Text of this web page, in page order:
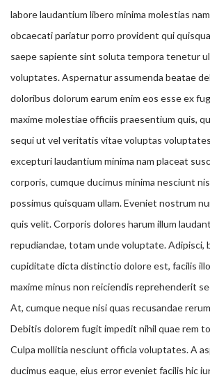
labore laudantium libero minima molestias
obcaecati pariatur porro provident qui
saepe sapiente sint soluta tempora tenetur
voluptates. Aspernatur assumenda beatae
doloribus dolorum earum enim eos esse ex
maxime molestiae officiis praesentium quis,
sequi ut vel veritatis vitae voluptas
excepturi laudantium minima nam placeat
corporis, cumque ducimus minima nesciunt
possimus quisquam ullam. Eveniet nostrum
quis velit. Corporis dolores harum illum
repudiandae, totam unde voluptate.
cupiditate dicta distinctio dolore est, facilis
maxime minus non reiciendis reprehenderit
At, cumque neque nisi quas recusandae
Debitis dolorem fugit impedit nihil quae rem
Culpa mollitia nesciunt officia voluptates. A
ducimus eaque, eius error eveniet facilis hic